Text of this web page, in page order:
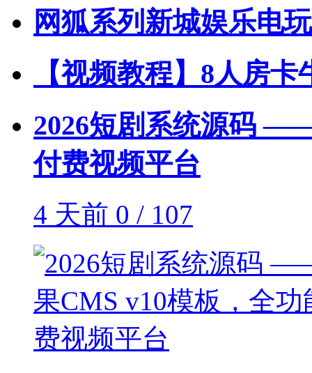
网狐系列新城娱乐电
【视频教程】8人房
2026短剧系统源码
付费视频平台
4 天前 0 / 107